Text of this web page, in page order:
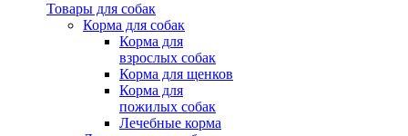
Товары для собак
Корма для собак
Корма для
взрослых собак
Корма для щенков
Корма для
пожилых собак
Лечебные корма